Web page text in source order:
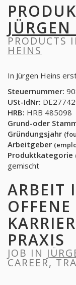
PRODUCTS
HEINS
In Jürgen Heins
Steuernummer:
USt-IdNr:
HRB: HRB 485098
Grund-oder
Gründungsjahr
Arbeitgeber
Produktkategorie
gemischt
ARBEIT
PRAXIS
JOB IN
CAREER,